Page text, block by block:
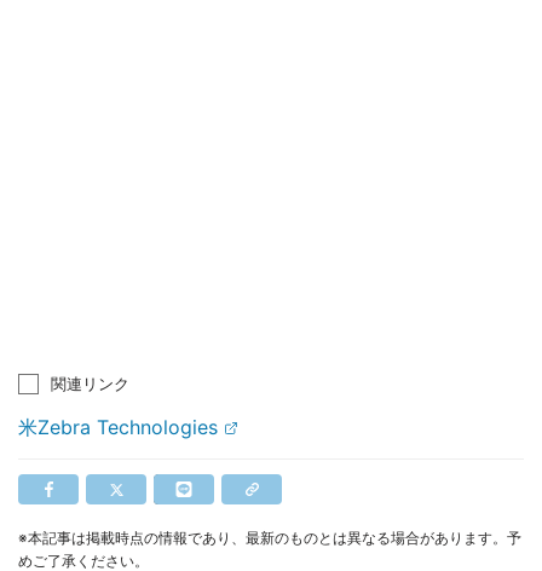
関連リンク
米Zebra Technologies
※本記事は掲載時点の情報であり、最新のものとは異なる場合があります。予
めご了承ください。